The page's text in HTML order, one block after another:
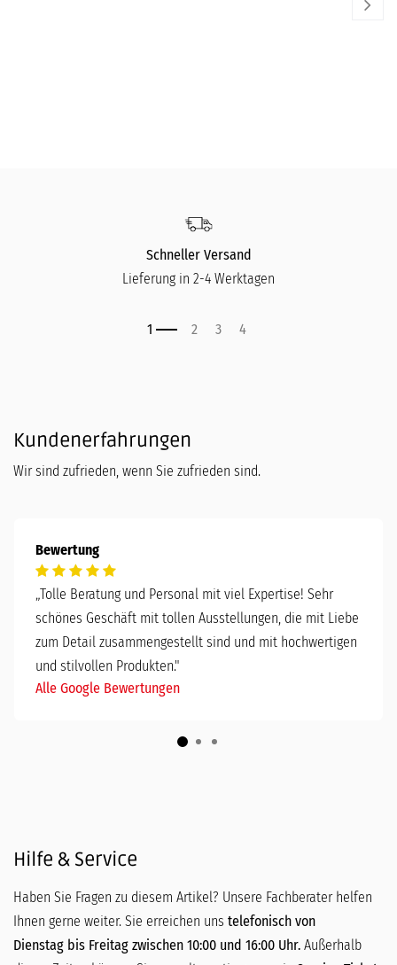
Schneller Versand
Lieferung in 2-4 Werktagen
Kundenerfahrungen
Wir sind zufrieden, wenn Sie zufrieden sind.
Bewertung
„Tolle Beratung und Personal mit viel Expertise! Sehr
schönes Geschäft mit tollen Ausstellungen, die mit Liebe
zum Detail zusammengestellt sind und mit hochwertigen
und stilvollen Produkten."
Alle Google Bewertungen
Hilfe & Service
Haben Sie Fragen zu diesem Artikel? Unsere Fachberater helfen
Ihnen gerne weiter. Sie erreichen uns telefonisch von
Dienstag bis Freitag zwischen 10:00 und 16:00 Uhr. Außerhalb